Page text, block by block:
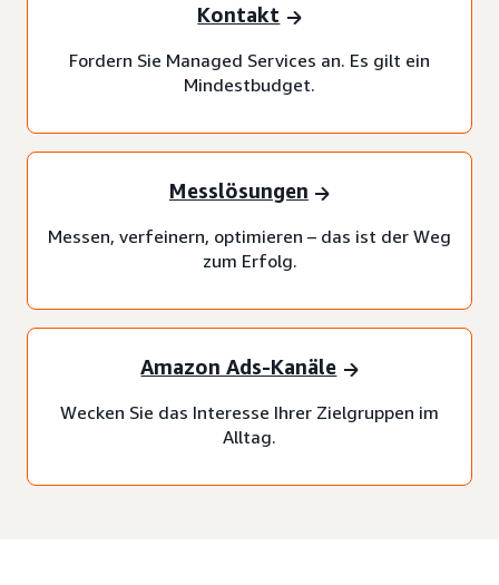
Kontakt
Fordern Sie Managed Services an. Es gilt ein
Mindestbudget.
Messlösungen
Messen, verfeinern, optimieren – das ist der Weg
zum Erfolg.
Amazon Ads-Kanäle
Wecken Sie das Interesse Ihrer Zielgruppen im
Alltag.